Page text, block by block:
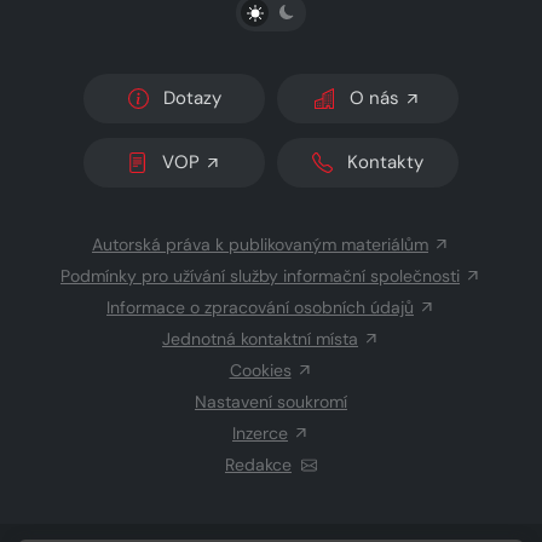
Dotazy O nás
VOP Kontakty
Autorská práva k publikovaným materiálům
Podmínky pro užívání služby informační společnosti
Informace o zpracování osobních údajů
Jednotná kontaktní místa
Cookies
Nastavení soukromí
Inzerce
Redakce